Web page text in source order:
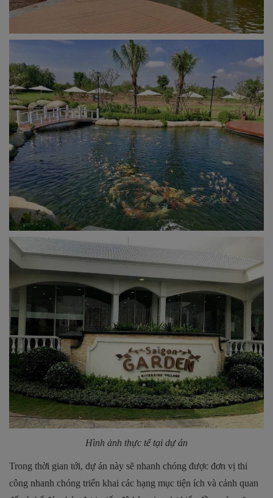
Hình ảnh thực tế tại dự án
Trong thời gian tới, dự án này sẽ nhanh chóng được đơn vị thi
công nhanh chóng triển khai các hạng mục tiện ích và cảnh quan